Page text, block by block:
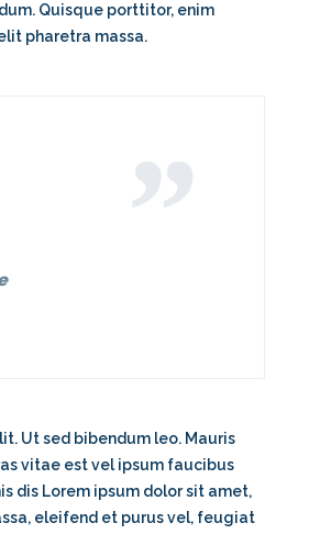
Quisque porttitor, enim
pharetra massa.
Ut sed bibendum leo. Mauris
vitae est vel ipsum faucibus
dis Lorem ipsum dolor sit amet,
eleifend et purus vel, feugiat